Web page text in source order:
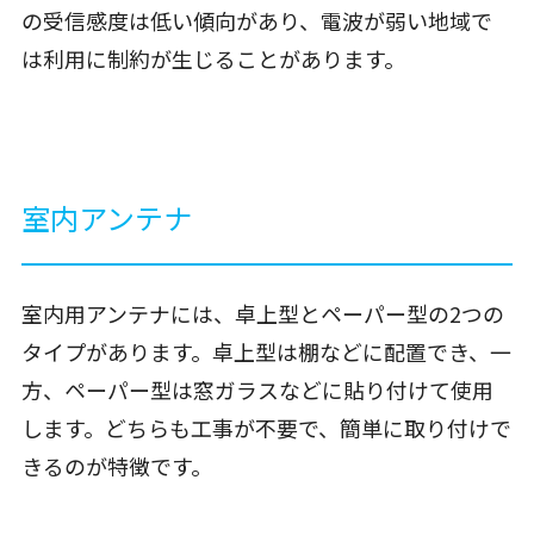
の受信感度は低い傾向があり、電波が弱い地域で
は利用に制約が生じることがあります。
室内アンテナ
室内用アンテナには、卓上型とペーパー型の2つの
タイプがあります。卓上型は棚などに配置でき、一
方、ペーパー型は窓ガラスなどに貼り付けて使用
します。どちらも工事が不要で、簡単に取り付けで
きるのが特徴です。